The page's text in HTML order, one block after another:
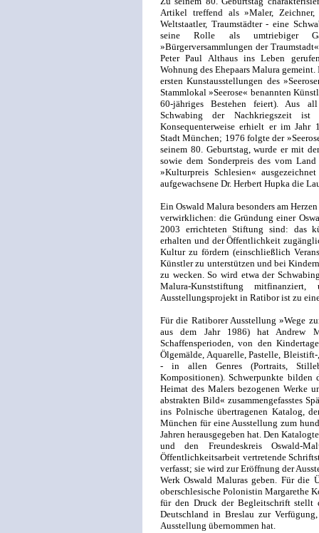
Artikel treffend als »Maler, Zeichner,
Weltstaatler, Traumstädter - eine
seine Rolle als umtriebiger
»Bürgerversammlungen der
Peter Paul Althaus ins Leben
Wohnung des Ehepaars Malura
ersten Kunstausstellungen des
Stammlokal »Seerose« benannten
60-jähriges Bestehen feiert). Aus
Schwabing der Nachkriegszeit ist
Konsequenterweise erhielt er im Jahr
Stadt München; 1976 folgte der
seinem 80. Geburtstag, wurde er mit
sowie dem Sonderpreis des vom Land
»Kulturpreis Schlesien«
aufgewachsene Dr. Herbert Hupka die
Ein Oswald Malura besonders am
verwirklichen: die Gründung einer
2003 errichteten Stiftung sind: das
erhalten und der Öffentlichkeit
Kultur zu fördern (einschließlich
Künstler zu unterstützen und bei
zu wecken. So wird etwa der
Malura-Kunststiftung
Ausstellungsprojekt in Ratibor ist zu
Für die Ratiborer Ausstellung »Wege
aus dem Jahr 1986) hat Andrew
Schaffensperioden, von den
Ölgemälde, Aquarelle, Pastelle,
- in allen Genres (Portraits,
Kompositionen). Schwerpunkte bilden
Heimat des Malers bezogenen Werke
abstrakten Bild« zusammengefasstes
ins Polnische übertragenen Katalog,
München für eine Ausstellung zum
Jahren herausgegeben hat. Den
und den Freundeskreis Oswald-
Öffentlichkeitsarbeit vertretende
verfasst; sie wird zur Eröffnung der
Werk Oswald Maluras geben. Für die
oberschlesische Polonistin Margarethe
für den Druck der Begleitschrift stellt
Deutschland in Breslau zur
Ausstellung übernommen hat.